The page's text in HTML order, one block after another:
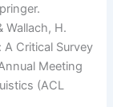
Wallach, H.
Critical Survey
Meeting
(ACL